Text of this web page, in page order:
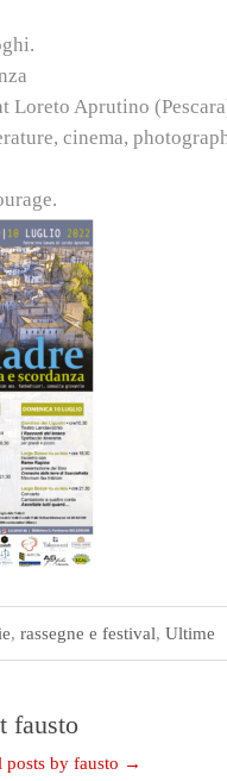
Loreto Aprutino
cinema,
, rassegne e festival, Ultime
fausto
posts by fausto →